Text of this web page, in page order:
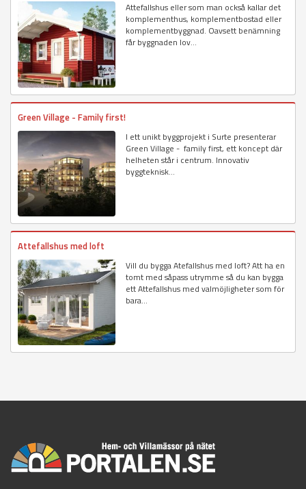
Attefallshus eller som man också kallar det
komplementhus, komplementbostad eller
komplementbyggnad. Oavsett benämning
får byggnaden lov...
Green Village - Family first!
I ett unikt byggprojekt i Surte presenterar
Green Village - family first, ett koncept där
helheten står i centrum. Innovativ
byggteknisk...
Attefallshus med loft
Vill du bygga Atefallshus med loft? Att ha en
tomt med såpass utrymme så du kan bygga
ett Attefallshus med valmöjligheter som för
bara...